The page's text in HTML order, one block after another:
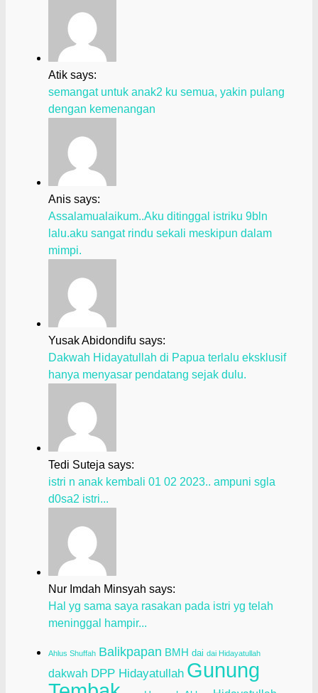
Atik says:
semangat untuk anak2 ku semua, yakin pulang
dengan kemenangan
Anis says:
Assalamualaikum..Aku ditinggal istriku 9bln
lalu.aku sangat rindu sekali meskipun dalam
mimpi.
Yusak Abidondifu says:
Dakwah Hidayatullah di Papua terlalu eksklusif
hanya menyasar pendatang sejak dulu.
Tedi Suteja says:
istri n anak kembali 01 02 2023.. ampuni sgla
d0sa2 istri...
Nur Imdah Minsyah says:
Hal yg sama saya rasakan pada istri yg telah
meninggal hampir...
Ahlus Shuffah Balikpapan BMH dai dai Hidayatullah
dakwah DPP Hidayatullah Gunung